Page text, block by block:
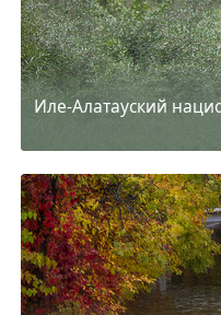
Иле-Алатауский